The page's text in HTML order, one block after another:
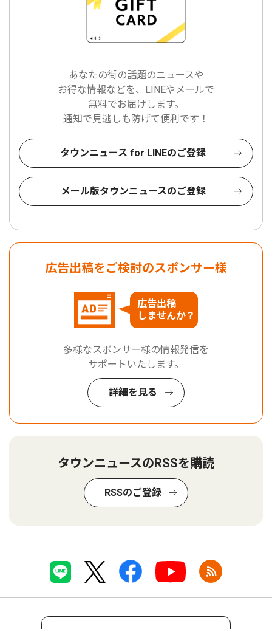
あなたの街の話題のニュースや
お得な情報などを、LINEやメールで
無料でお届けします。
通知で見逃しも防げて便利です！
タウンニュース for LINEのご登録
メール版タウンニュースのご登録
広告出稿をご検討のスポンサー様
広告出稿
しませんか？
多様なスポンサー様の情報発信を
サポートいたします。
詳細を見る
タウンニュースのRSSを購読
RSSのご登録